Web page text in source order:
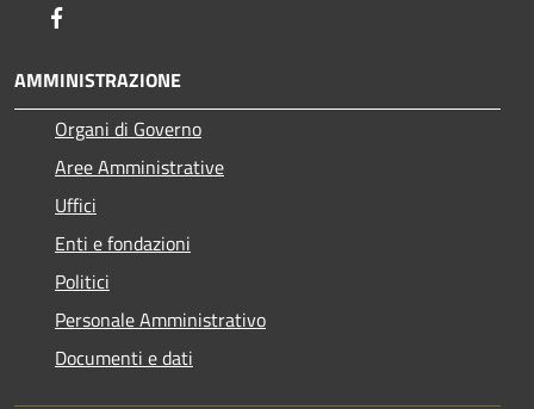
AMMINISTRAZIONE
Organi di Governo
Aree Amministrative
Uffici
Enti e fondazioni
Politici
Personale Amministrativo
Documenti e dati